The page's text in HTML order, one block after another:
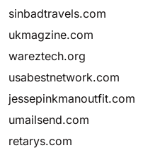
sinbadtravels.com
ukmagzine.com
wareztech.org
usabestnetwork.com
jessepinkmanoutfit.com
umailsend.com
retarys.com